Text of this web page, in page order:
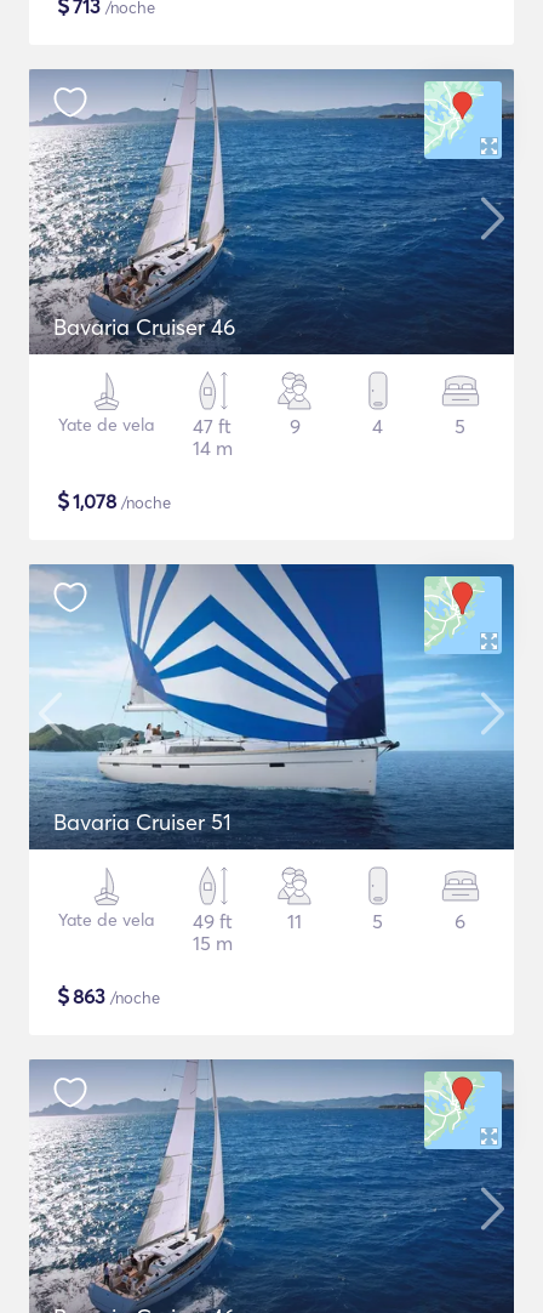
713 /noche
Bavaria Cruiser 46
Yate de vela
47 ft
14 m
9 4 5
$1,078 /noche
Bavaria Cruiser 51
Yate de vela
49 ft
15 m
11 5 6
$863 /noche